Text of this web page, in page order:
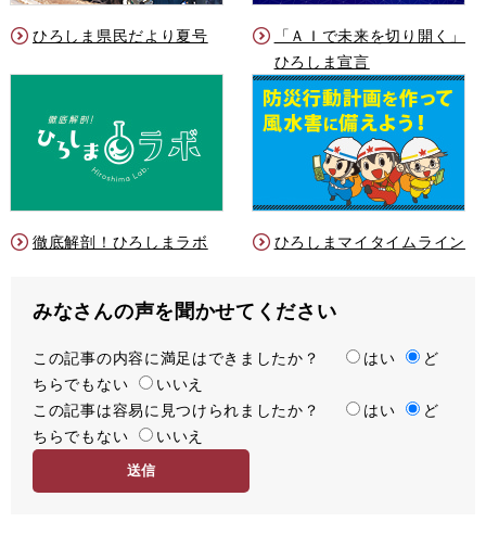
ひろしま県民だより夏号
「ＡＩで未来を切り開く」
ひろしま宣言
徹底解剖！ひろしまラボ ひろしまマイタイムライン
みなさんの声を聞かせてください
満
足
度
この記事の内容に満足はできましたか？ はい
ど
ちらでもない
いいえ
容
易
この記事は容易に見つけられましたか？ はい
ど
ちらでもない
いいえ